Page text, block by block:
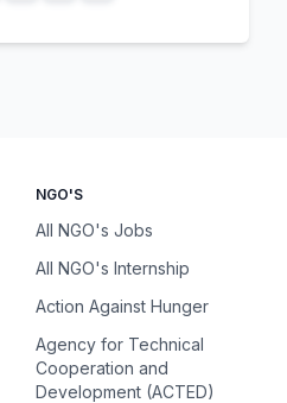
NGO'S
All NGO's Jobs
All NGO's Internship
Action Against Hunger
Agency for Technical
Cooperation and
Development (ACTED)